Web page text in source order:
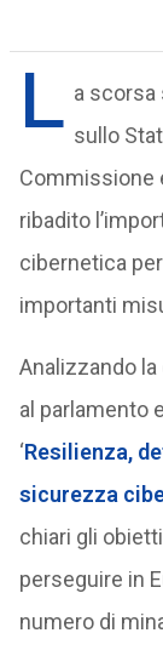
L a scorsa
sullo
Commissione
ribadito
cibernetica
importanti
Analizzando
al parlamento
‘Resilienza,
sicurezza
chiari gli
perseguire in
numero di